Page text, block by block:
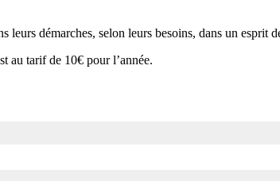
leurs démarches, selon leurs besoins, dans un esprit
au tarif de 10€ pour l’année.